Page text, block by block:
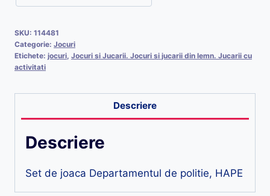
SKU: 114481
Categorie: Jocuri
Etichete: jocuri, Jocuri si Jucarii. Jocuri si jucarii din lemn. Jucarii cu
activitati
Descriere
Descriere
Set de joaca Departamentul de politie, HAPE